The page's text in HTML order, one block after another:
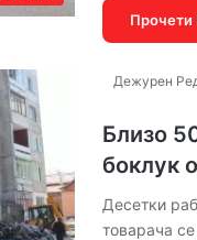
Прочети
Дежурен
Близо
боклук
Десетки
товарача